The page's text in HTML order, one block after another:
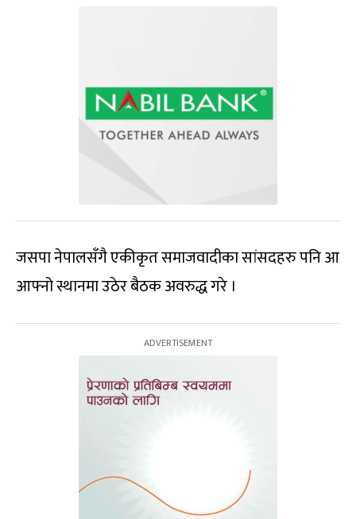
जसपा नेपालसँगै एकीकृत समाजवादीका सांसदहरु पनि आ
आफ्नो स्थानमा उठेर बैठक अवरुद्ध गरे ।